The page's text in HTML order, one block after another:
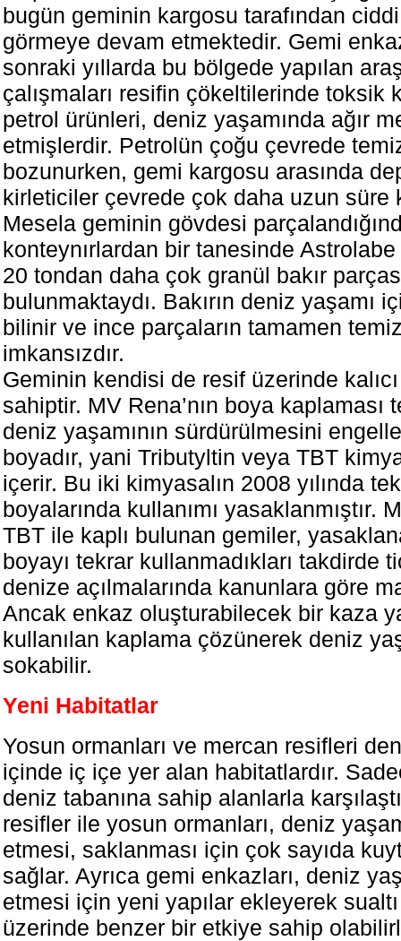
bugün geminin kargosu tarafından
görmeye devam etmektedir. Gemi
sonraki yıllarda bu bölgede yapılan
çalışmaları resifin çökeltilerinde toksik
petrol ürünleri, deniz yaşamında ağır
etmişlerdir. Petrolün çoğu çevrede
bozunurken, gemi kargosu arasında
kirleticiler çevrede çok daha uzun süre
Mesela geminin gövdesi
konteynırlardan bir tanesinde Astrolabe
20 tondan daha çok granül bakır
bulunmaktaydı. Bakırın deniz yaşamı
bilinir ve ince parçaların tamamen
imkansızdır.
Geminin kendisi de resif üzerinde
sahiptir. MV Rena’nın boya kaplaması
deniz yaşamının sürdürülmesini
boyadır, yani Tributyltin veya TBT
içerir. Bu iki kimyasalın 2008 yılında
boyalarında kullanımı yasaklanmıştır.
TBT ile kaplı bulunan gemiler,
boyayı tekrar kullanmadıkları takdirde
denize açılmalarında kanunlara göre
Ancak enkaz oluşturabilecek bir kaza
kullanılan kaplama çözünerek deniz
sokabilir.
Yeni Habitatlar
Yosun ormanları ve mercan resifleri
içinde iç içe yer alan habitatlardır.
deniz tabanına sahip alanlarla
resifler ile yosun ormanları, deniz
etmesi, saklanması için çok sayıda
sağlar. Ayrıca gemi enkazları, deniz
etmesi için yeni yapılar ekleyerek
üzerinde benzer bir etkiye sahip